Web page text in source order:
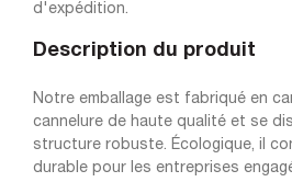
d'expédition.
Description du produit
Notre emballage est fabriqué en
cannelure de haute qualité et se
structure robuste. Écologique, il
durable pour les entreprises